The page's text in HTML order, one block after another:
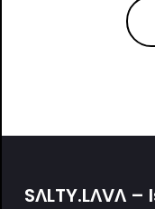
SΛLTY.LΛVΛ